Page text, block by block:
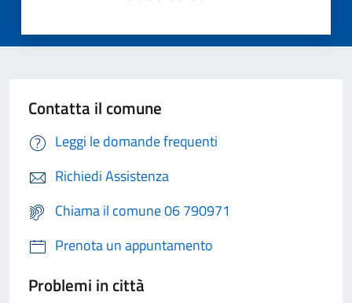
Contatta il comune
Leggi le domande frequenti
Richiedi Assistenza
Chiama il comune 06 790971
Prenota un appuntamento
Problemi in città